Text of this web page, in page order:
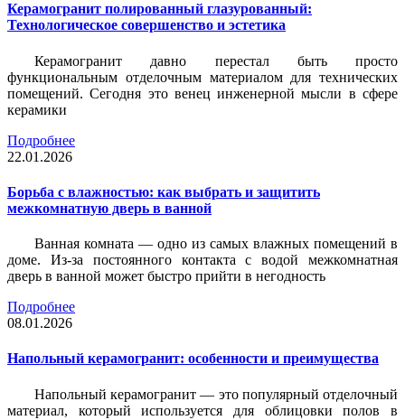
Керамогранит полированный глазурованный:
Технологическое совершенство и эстетика
Керамогранит давно перестал быть просто
функциональным отделочным материалом для технических
помещений. Сегодня это венец инженерной мысли в сфере
керамики
Подробнее
22.01.2026
Борьба с влажностью: как выбрать и защитить
межкомнатную дверь в ванной
Ванная комната — одно из самых влажных помещений в
доме. Из-за постоянного контакта с водой межкомнатная
дверь в ванной может быстро прийти в негодность
Подробнее
08.01.2026
Напольный керамогранит: особенности и преимущества
Напольный керамогранит — это популярный отделочный
материал, который используется для облицовки полов в